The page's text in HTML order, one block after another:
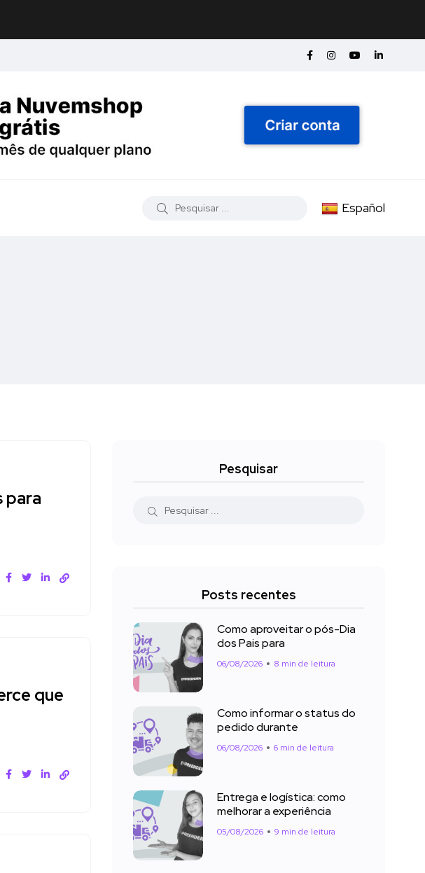
Español
para
que
Pesquisar
Posts recentes
Como aproveitar o pós-Dia
dos Pais para
06/08/2026 8 min de leitura
Como informar o status do
pedido durante
06/08/2026 6 min de leitura
Entrega e logística: como
melhorar a experiência
05/08/2026 9 min de leitura